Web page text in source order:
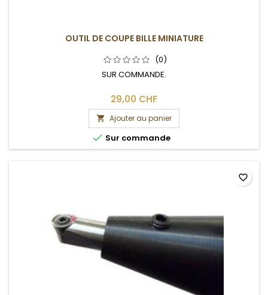
OUTIL DE COUPE BILLE MINIATURE
(0)
SUR COMMANDE.
29,00 CHF
 Ajouter au panier
 Sur commande
favorite_border